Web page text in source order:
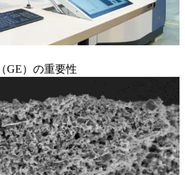
GE）の重要性